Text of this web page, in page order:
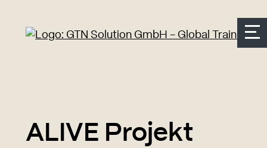
Accesskey: [Alt+1]
Accesskey: [Alt+2]
ALIVE Projekt